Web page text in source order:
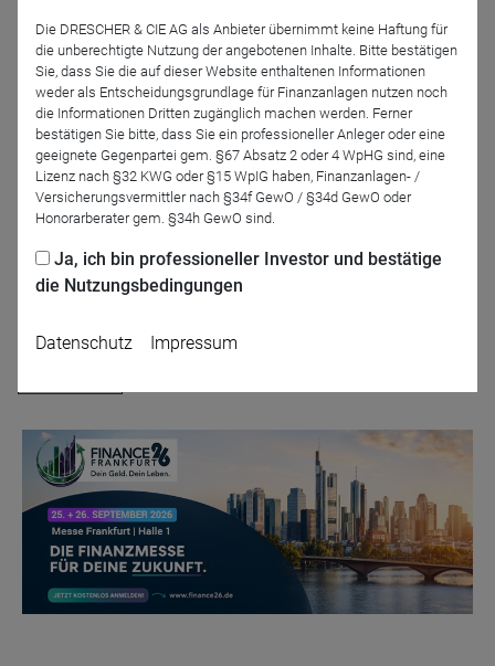
Carsten Mumm
DONNER & REUSCHEL
Jetzt für das Partner-Webinar anmelden
Die DRESCHER & CIE AG als Anbieter übernimmt keine Haftung für
die unberechtigte Nutzung der angebotenen Inhalte. Bitte bestätigen
Sie, dass Sie die auf dieser Website enthaltenen Informationen
weder als Entscheidungsgrundlage für Finanzanlagen nutzen noch
die Informationen Dritten zugänglich machen werden. Ferner
bestätigen Sie bitte, dass Sie ein professioneller Anleger oder eine
geeignete Gegenpartei gem. §67 Absatz 2 oder 4 WpHG sind, eine
Lizenz nach §32 KWG oder §15 WpIG haben, Finanzanlagen- /
Versicherungsvermittler nach §34f GewO / §34d GewO oder
Honorarberater gem. §34h GewO sind.
Ja, ich bin professioneller Investor und bestätige
die Nutzungsbedingungen
Datenschutz Impressum
Name
CPref
Anbieter D&C
Zweck
Ablauf
1 Jahr